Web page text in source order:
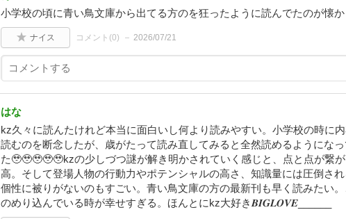
小学校の頃に青い鳥文庫から出てる方のを狂ったように読んでたのが懐
ナイス コメント(0) 2026/07/21
はな
kz久々に読んたけれど本当に面白いし何より読みやすい。小学校の時に
読むのを断念したが、歳がたって読み直してみると全然読めるようにな
た🥹🥹🥹🥹🥹kzの少しづつ謎が解き明かされていく感じと、点と点が繋
高。そして登場人物の行動力やポテンシャルの高さ、知識量には圧倒さ
個性に被りがないのもすごい。青い鳥文庫の方の最新刊も早く読みたい
のめり込んでいる時が幸せすぎる。ほんとにkz大好き𝑩𝑰𝑮𝑳𝑶𝑽𝑬______